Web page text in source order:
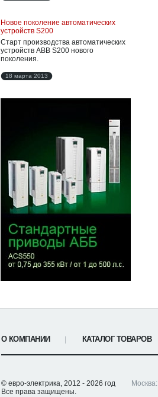
Новое поколение автоматических
устройств S200
Старт производства автоматических
устройств ABB S200 нового
поколения.
18 марта 2013
О КОМПАНИИ КАТАЛОГ ТОВАРОВ
© евро-электрика, 2012 - 2026 год
Все права защищены.
Москва: